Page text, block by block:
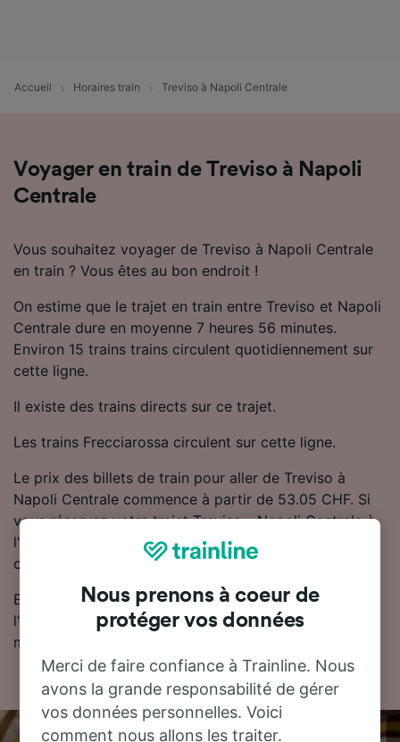
Accueil Horaires train Treviso à Napoli Centrale
Voyager en train de Treviso à Napoli
Centrale
Vous souhaitez voyager de Treviso à Napoli Centrale
en train ? Vous êtes au bon endroit !
On estime que le trajet en train entre Treviso et Napoli
Centrale dure en moyenne 7 heures 56 minutes.
Environ 15 trains trains circulent quotidiennement sur
cette ligne.
Il existe des trains directs sur ce trajet.
Les trains Frecciarossa circulent sur cette ligne.
Le prix des billets de train pour aller de Treviso à
Napoli Centrale commence à partir de 53.05 CHF. Si
vous réservez votre trajet Treviso - Napoli Centrale à
l'avance, les billets de train sont généralement moins
chers.
Essayez notre planificateur de voyage pour trouver
l'horaire, le billet et le prix qui vous conviennent le
mieux.
Nous prenons à coeur de
protéger vos données
Merci de faire confiance à Trainline. Nous
avons la grande responsabilité de gérer
vos données personnelles. Voici
comment nous allons les traiter.